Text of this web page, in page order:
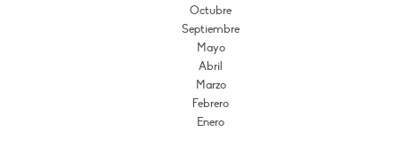
Octubre
Septiembre
Mayo
Abril
Marzo
Febrero
Enero